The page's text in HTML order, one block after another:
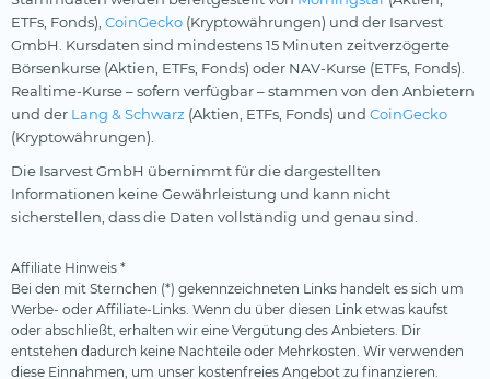
ETFs, Fonds), CoinGecko (Kryptowährungen) und der Isarvest
GmbH. Kursdaten sind mindestens 15 Minuten zeitverzögerte
Börsenkurse (Aktien, ETFs, Fonds) oder NAV-Kurse (ETFs, Fonds).
Realtime-Kurse – sofern verfügbar – stammen von den Anbietern
und der Lang & Schwarz (Aktien, ETFs, Fonds) und CoinGecko
(Kryptowährungen).
Die Isarvest GmbH übernimmt für die dargestellten
Informationen keine Gewährleistung und kann nicht
sicherstellen, dass die Daten vollständig und genau sind.
Affiliate Hinweis *
Bei den mit Sternchen (*) gekennzeichneten Links handelt es sich um
Werbe- oder Affiliate-Links. Wenn du über diesen Link etwas kaufst
oder abschließt, erhalten wir eine Vergütung des Anbieters. Dir
entstehen dadurch keine Nachteile oder Mehrkosten. Wir verwenden
diese Einnahmen, um unser kostenfreies Angebot zu finanzieren.